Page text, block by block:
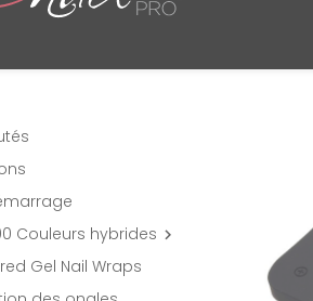
Couleurs hybrides 
Gel Nail Wraps